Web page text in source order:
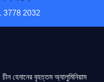
3778 2032
হেনানের বৃহত্তম অ্যালুমিনিয়াম